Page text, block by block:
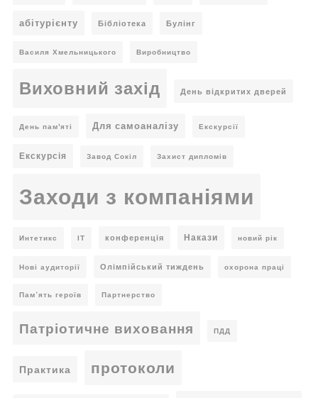
абітурієнту Бібліотека Булінг
Василя Хмельницького Виробництво
Виховний захід День відкритих дверей
День пам'яті Для самоаналізу Екскурсії
Екскурсія Завод Сокіл Захист дипломів
Заходи з компаніями
Интетикс ІТ конференція Накази новий рік
Нові аудиторії Олімпійський тиждень охорона праці
Пам’ять героїв Партнерство
Патріотичне виховання ПДД
Практика протоколи